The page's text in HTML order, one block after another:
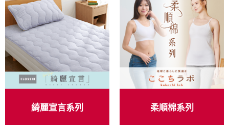
綺麗宣言系列 柔順棉系列